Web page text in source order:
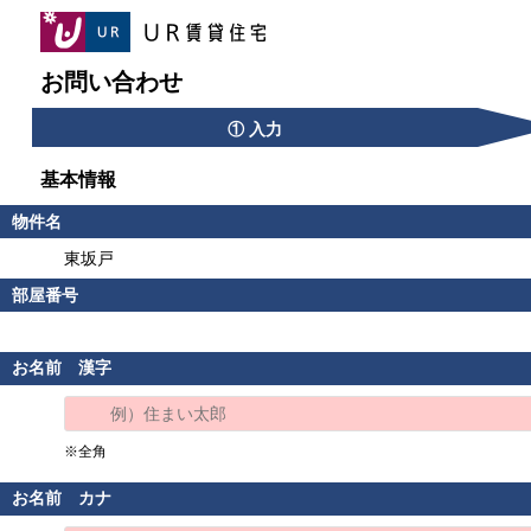
お問い合わせ
① 入力
基本情報
物件名
東坂戸
部屋番号
お名前 漢字
※全角
お名前 カナ